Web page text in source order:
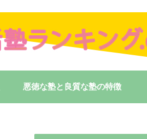
悪徳な塾と良質な塾の特徴